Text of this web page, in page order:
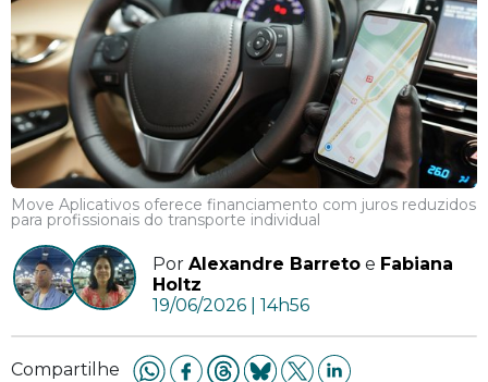
Move Aplicativos oferece financiamento com juros reduzidos
para profissionais do transporte individual
Por Alexandre Barreto e Fabiana
Holtz
19/06/2026 | 14h56
Compartilhe